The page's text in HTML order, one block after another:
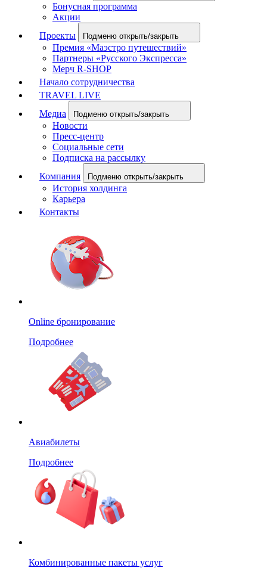
Бонусная программа
Акции
Проекты
Подменю открыть/закрыть
Премия «Маэстро путешествий»
Партнеры «Русского Экспресса»
Мерч R-SHOP
Начало сотрудничества
TRAVEL LIVE
Медиа
Подменю открыть/закрыть
Новости
Пресс-центр
Социальные сети
Подписка на рассылку
Компания
Подменю открыть/закрыть
История холдинга
Карьера
Контакты
Online бронирование
Подробнее
Авиабилеты
Подробнее
Комбинированные пакеты услуг